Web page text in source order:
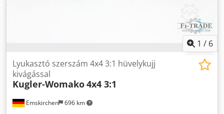
1 / 6
Emskirchen 696 km
Lyukasztó szerszám 4x4 3:1 hüvelykujj
kivágással
Kugler-Womako4x4 3:1